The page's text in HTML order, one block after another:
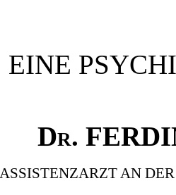
EINE
Dr.
ASSISTENZARZT AN